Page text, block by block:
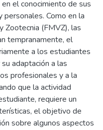
el conocimiento de sus
personales. Como en la
Zootecnia (FMVZ), las
tempranamente, el
a los estudiantes
adaptación a las
profesionales y a la
que la actividad
requiere un
el objetivo de
sobre algunos aspectos